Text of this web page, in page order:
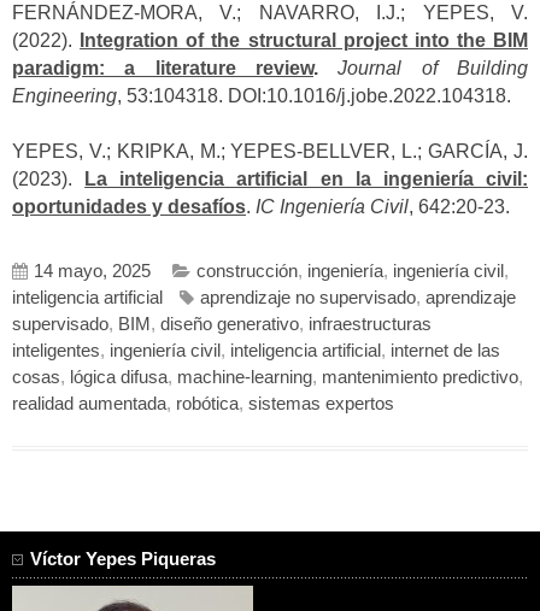
FERNÁNDEZ-MORA, V.; NAVARRO, I.J.; YEPES, V.
(2022).
Integration of the structural project into the BIM
paradigm: a literature review.
Journal of Building
Engineering, 53:104318. DOI:10.1016/j.jobe.2022.104318.
YEPES, V.; KRIPKA, M.; YEPES-BELLVER, L.; GARCÍA, J.
(2023).
La inteligencia artificial en la ingeniería civil:
oportunidades y desafíos. IC Ingeniería Civil, 642:20-23.
14 mayo, 2025 construcción, ingeniería, ingeniería civil ,
inteligencia artificial
aprendizaje no supervisado, aprendizaje
supervisado, BIM , diseño generativo, infraestructuras
inteligentes, ingeniería civil , inteligencia artificial , internet de las
cosas, lógica difusa, machine-learning, mantenimiento predictivo,
realidad aumentada, robótica, sistemas expertos
Víctor Yepes Piqueras